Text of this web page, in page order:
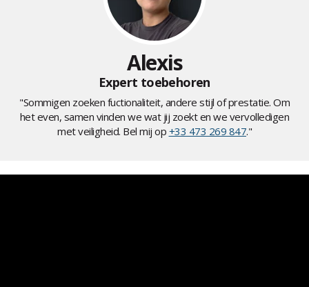
Alexis
Expert toebehoren
"Sommigen zoeken fuctionaliteit, andere stijl of prestatie. Om
het even, samen vinden we wat jij zoekt en we vervolledigen
met veiligheid. Bel mij op +33 473 269 847."